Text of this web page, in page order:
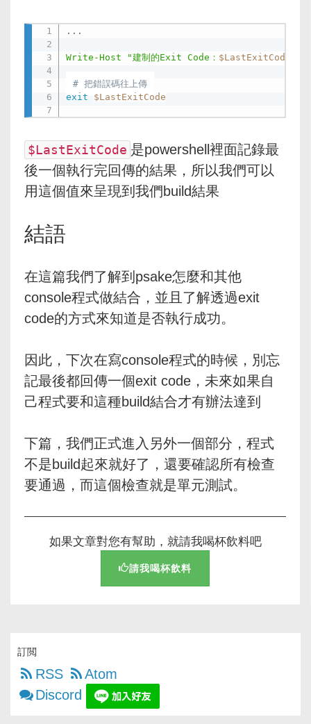
. . .
Write-Host "建制的Exit Code： $LastExitCode
# 把錯誤碼往上傳
exit
$LastExitCode
$LastExitCode 是powershell裡面記錄最
後一個執行完回傳的結果，所以我們可以
用這個值來呈現到我們build結果
結語
在這篇我們了解到psake怎麼和其他
console程式做結合，並且了解透過exit
code的方式來知道是否執行成功。
因此，下次在寫console程式的時候，別忘
記最後都回傳一個exit code，未來如果自
己程式要和這種build結合才有辦法達到
下篇，我們正式進入另外一個部分，程式
不是build起來就好了，還要確認所有檢查
要通過，而這個檢查就是單元測試。
如果文章對您有幫助，就請我喝杯飲料吧
請我喝杯飲料
訂閲
RSS
Atom
Discord